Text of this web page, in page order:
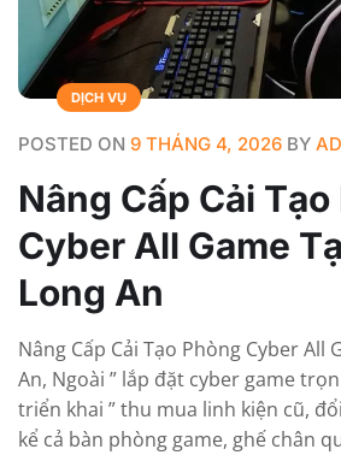
DỊCH VỤ
POSTED ON 9 THÁNG 4, 2026 BY
Nâng Cấp Cải
Cyber All Game
Long An
Nâng Cấp Cải Tạo Phòng Cyber All
An, Ngoài ” lắp đặt cyber game
triển khai ” thu mua linh kiện cũ,
kể cả bàn phòng game, ghế chân